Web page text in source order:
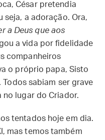
César pretendia
seja, a adoração. Ora,
a Deus que aos
a vida por fidelidade
companheiros
o próprio papa, Sisto
Todos sabiam ser grave
lugar do Criador.
tentados hoje em dia.
mas temos também